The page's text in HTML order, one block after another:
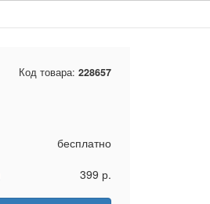
Код товара: 228657
бесплатно
399 р.